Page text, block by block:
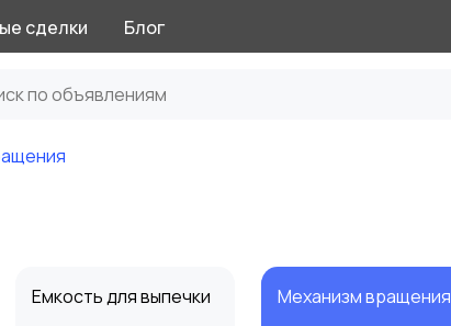
сделки Блог
Емкость для выпечки Механизм вращения